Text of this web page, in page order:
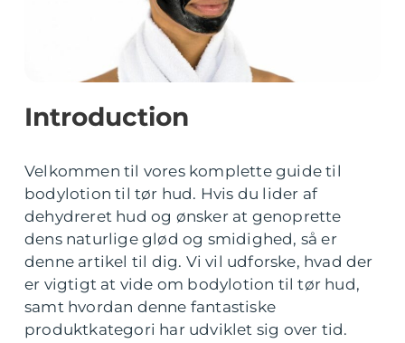
Introduction
Velkommen til vores komplette guide til
bodylotion til tør hud. Hvis du lider af
dehydreret hud og ønsker at genoprette
dens naturlige glød og smidighed, så er
denne artikel til dig. Vi vil udforske, hvad der
er vigtigt at vide om bodylotion til tør hud,
samt hvordan denne fantastiske
produktkategori har udviklet sig over tid.